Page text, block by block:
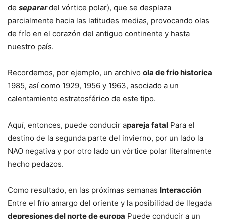
de separardel vórtice polar), que se desplaza
parcialmente hacia las latitudes medias, provocando olas
de frío en el corazón del antiguo continente y hasta
nuestro país.
Recordemos, por ejemplo, un archivo ola de frio historica
1985, así como 1929, 1956 y 1963, asociado a un
calentamiento estratosférico de este tipo.
Aquí, entonces, puede conducir apareja fatal Para el
destino de la segunda parte del invierno, por un lado la
NAO negativa y por otro lado un vórtice polar literalmente
hecho pedazos.
Como resultado, en las próximas semanas Interacción
Entre el frío amargo del oriente y la posibilidad de llegada
depresiones del norte de europa Puede conducir a un